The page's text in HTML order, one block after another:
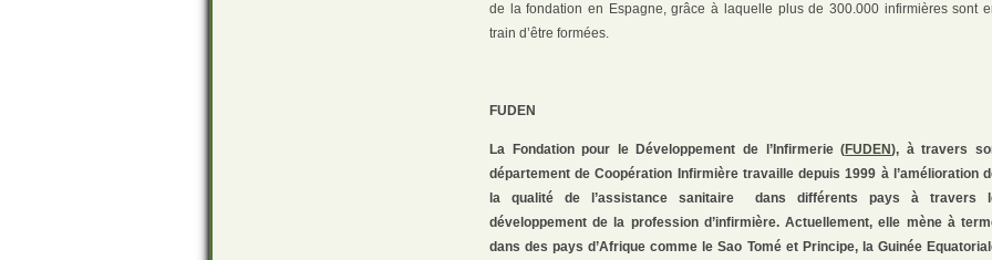
de la fondation en Espagne, grâce à laquelle plus de 300.000 infirmières sont
train d’être formées.
FUDEN
La Fondation pour le Développement de l’Infirmerie (FUDEN), à travers
département de Coopération Infirmière travaille depuis 1999 à l’amélioration
la qualité de l’assistance sanitaire
dans différents pays à travers
développement de la profession d’infirmière. Actuellement, elle mène à
dans des pays d’Afrique comme le Sao Tomé et Principe, la Guinée